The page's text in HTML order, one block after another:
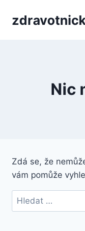
Nic
Zdá se, že
vám pomůže
Vyhledávání